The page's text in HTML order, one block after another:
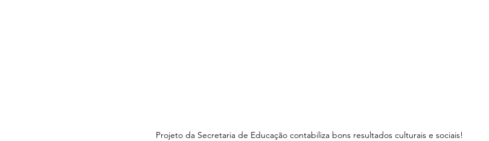
Projeto da Secretaria de Educação contabiliza bons resultados culturais e sociais!